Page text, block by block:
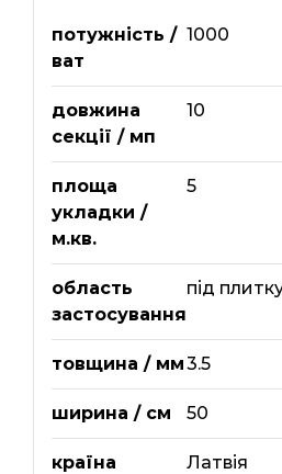
потужність /
ват
1000
довжина
секції / мп
10
площа
укладки /
м.кв.
5
область
застосування
під
товщина / мм3.5
ширина / см 50
країна Латвія